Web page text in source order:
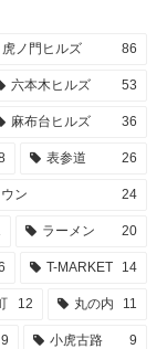
虎ノ門ヒルズ 86
六本木ヒルズ 53
麻布台ヒルズ 36
表参道 26
ン 24
ラーメン 20
T-MARKET 14
12 丸の内 11
9 小虎古路 9